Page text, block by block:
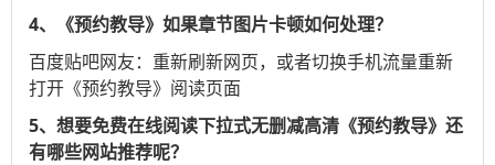
4、《预约教导》如果章节图片卡顿如何处理？
百度贴吧网友：重新刷新网页，或者切换手机流量重新
打开《预约教导》阅读页面
5、想要免费在线阅读下拉式无删减高清《预约教导》还
有哪些网站推荐呢？